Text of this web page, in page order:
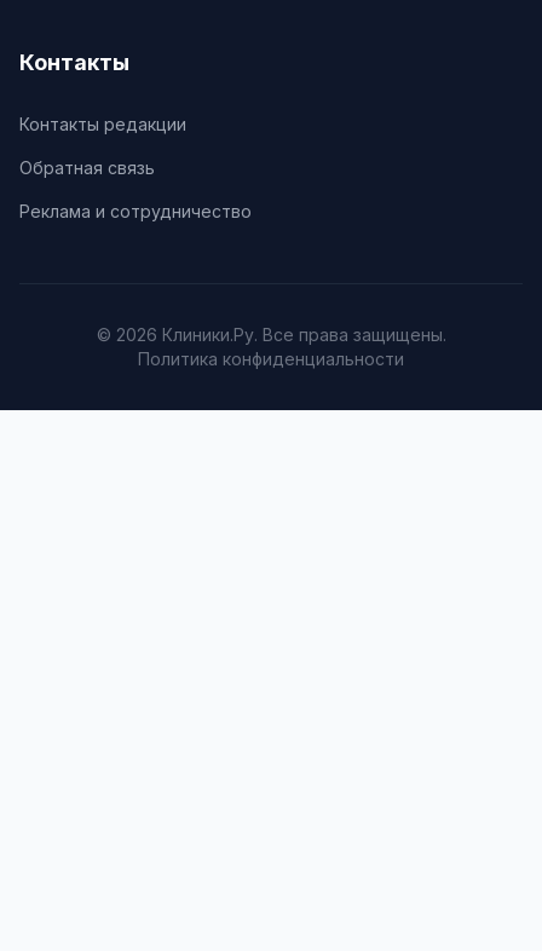
Контакты
Контакты редакции
Обратная связь
Реклама и сотрудничество
© 2026 Клиники.Ру. Все права защищены.
Политика конфиденциальности